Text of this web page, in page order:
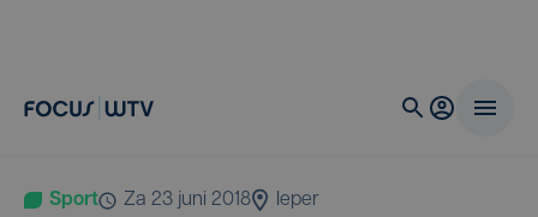
Sport za 23 juni 2018 Ieper